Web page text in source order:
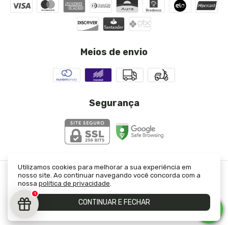
Utilizamos cookies para melhorar a sua experiência em
nosso site. Ao continuar navegando você concorda com a
nossa política de privacidade.
CONTINUAR E FECHAR
Meios de envio
Segurança
Saia Raquel Vermelha - JJ Modas
©2026. JJ Modas Ltda - 23333421000130. Todos os direitos reservados.
1